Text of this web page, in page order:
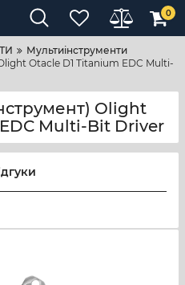
0
Мультиінструменти
Otacle D1 Titanium EDC Multi-
Olight
Multi-Bit Driver